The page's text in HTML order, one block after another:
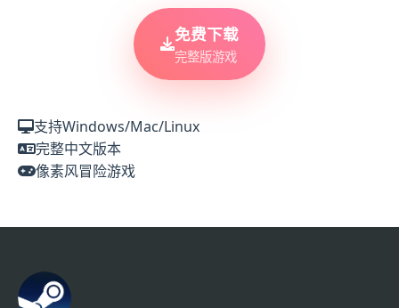
免费下载
完整版游戏
支持Windows/Mac/Linux
完整中文版本
像素风冒险游戏